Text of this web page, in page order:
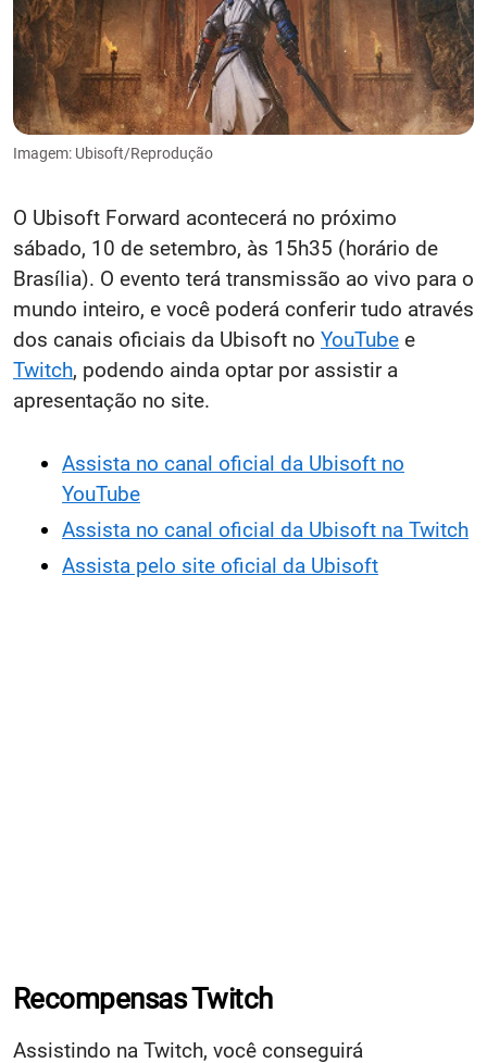
Imagem: Ubisoft/Reprodução
O Ubisoft Forward acontecerá no próximo
sábado, 10 de setembro, às 15h35 (horário de
Brasília). O evento terá transmissão ao vivo para o
mundo inteiro, e você poderá conferir tudo através
dos canais oficiais da Ubisoft no YouTube e
Twitch, podendo ainda optar por assistir a
apresentação no site.
Assista no canal oficial da Ubisoft no
YouTube
Assista no canal oficial da Ubisoft na Twitch
Assista pelo site oficial da Ubisoft
Recompensas Twitch
Assistindo na Twitch, você conseguirá